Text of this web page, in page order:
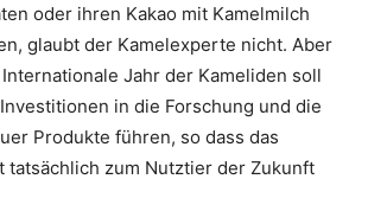
oder ihren Kakao mit Kamelmilch
glaubt der Kamelexperte nicht. Aber
Jahr der Kameliden soll
in die Forschung und die
Produkte führen, so dass das
tatsächlich zum Nutztier der Zukunft